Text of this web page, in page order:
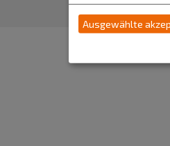
Ausgewählte